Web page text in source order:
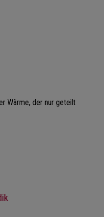
Wärme, der nur geteilt